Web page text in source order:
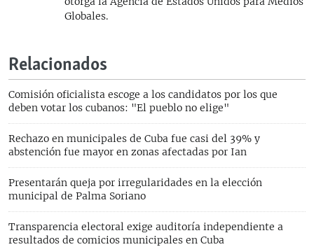
Globales.
Relacionados
Comisión oficialista escoge a los candidatos por los que
deben votar los cubanos: "El pueblo no elige"
Rechazo en municipales de Cuba fue casi del 39% y
abstención fue mayor en zonas afectadas por Ian
Presentarán queja por irregularidades en la elección
municipal de Palma Soriano
Transparencia electoral exige auditoría independiente a
resultados de comicios municipales en Cuba